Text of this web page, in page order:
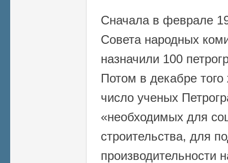
Сначала в феврале
Совета народных
назначили 100
Потом в декабре
число ученых
«необходимых для
строительства, для
производительности